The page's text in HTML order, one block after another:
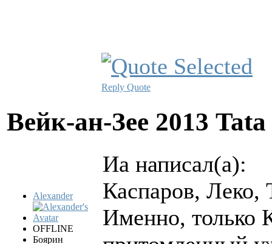
Reply Quote
Вейк-ан-Зее 2013
Alexander
OFFLINE
Боярин
Иа написал(а):
Каспаров, Леко,
Именно, только